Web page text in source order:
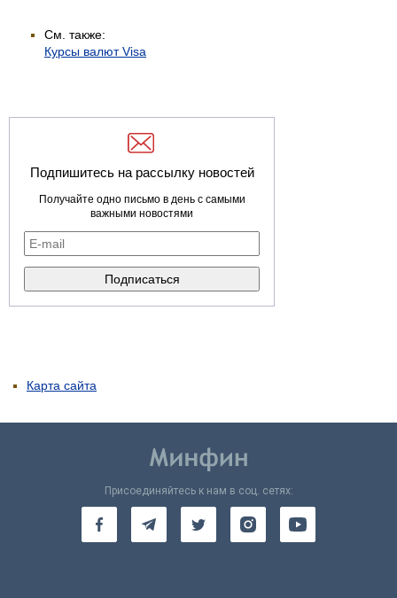
См. также:
Курсы валют Visa
Подпишитесь на рассылку новостей
Получайте одно письмо в день с самыми
важными новостями
Карта сайта
Присоединяйтесь к нам в соц. сетях: